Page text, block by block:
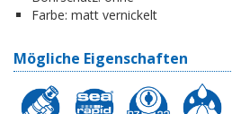
Farbe: matt vernickelt
Mögliche Eigenschaften